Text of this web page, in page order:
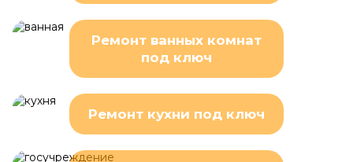
Ремонт ванных комнат
под ключ
Ремонт кухни под ключ